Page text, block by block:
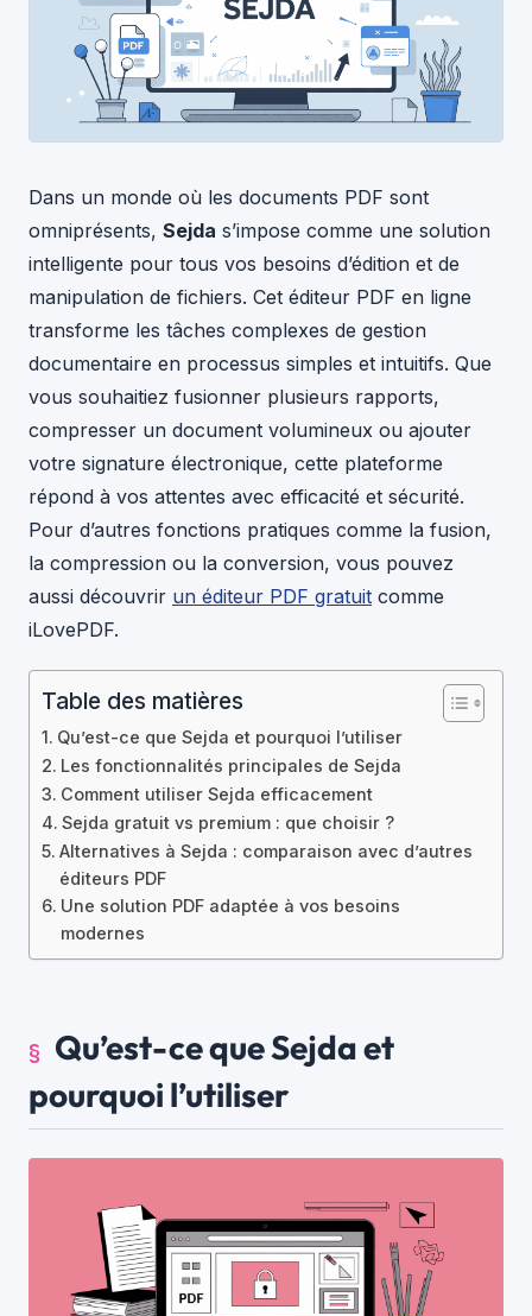
Dans un monde où les documents PDF sont
omniprésents, Sejda s’impose comme une solution
intelligente pour tous vos besoins d’édition et de
manipulation de fichiers. Cet éditeur PDF en ligne
transforme les tâches complexes de gestion
documentaire en processus simples et intuitifs. Que
vous souhaitiez fusionner plusieurs rapports,
compresser un document volumineux ou ajouter
votre signature électronique, cette plateforme
répond à vos attentes avec efficacité et sécurité.
Pour d’autres fonctions pratiques comme la fusion,
la compression ou la conversion, vous pouvez
aussi découvrir un éditeur PDF gratuit comme
iLovePDF.
Table des matières
Qu’est-ce que Sejda et pourquoi l’utiliser
Les fonctionnalités principales de Sejda
Comment utiliser Sejda efficacement
Sejda gratuit vs premium : que choisir ?
Alternatives à Sejda : comparaison avec d’autres
éditeurs PDF
Une solution PDF adaptée à vos besoins
modernes
Qu’est-ce que Sejda et
pourquoi l’utiliser